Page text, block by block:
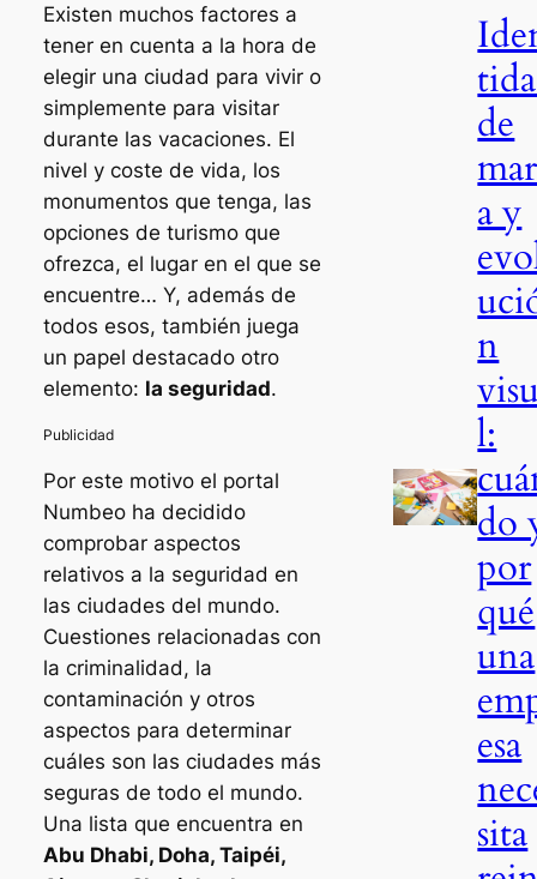
Existen muchos factores a
tener en cuenta a la hora de
elegir una ciudad para vivir o
simplemente para visitar
durante las vacaciones. El
nivel y coste de vida, los
monumentos que tenga, las
opciones de turismo que
ofrezca, el lugar en el que se
encuentre… Y, además de
todos esos, también juega
un papel destacado otro
elemento: la seguridad.
Por este motivo el portal
Numbeo ha decidido
comprobar aspectos
relativos a la seguridad en
las ciudades del mundo.
Cuestiones relacionadas con
la criminalidad, la
contaminación y otros
aspectos para determinar
cuáles son las ciudades más
seguras de todo el mundo.
Una lista que encuentra en
Abu Dhabi, Doha, Taipéi,
de
a y
n
l:
do
por
qué
una
esa
sita